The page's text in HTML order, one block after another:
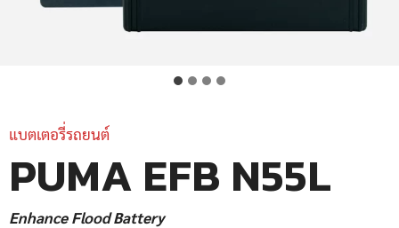
แบตเตอรี่รถยนต์
PUMA EFB N55L
Enhance Flood Battery